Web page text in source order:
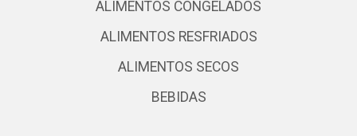
ALIMENTOS CONGELADOS
ALIMENTOS RESFRIADOS
ALIMENTOS SECOS
BEBIDAS